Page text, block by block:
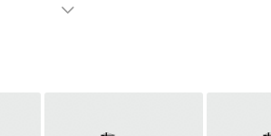
辰影视，更多相关信息可移步至豆瓣
